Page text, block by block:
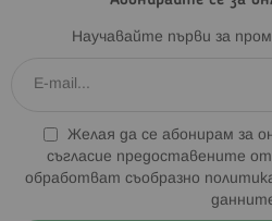
Научавайте първи за
Желая да се абонирам за
съгласие предоставените
обработват съобразно